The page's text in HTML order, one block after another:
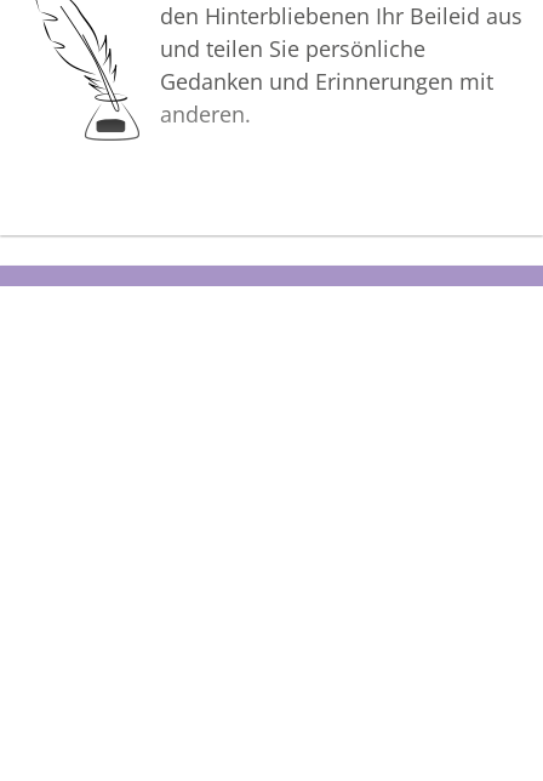
den Hinterbliebenen Ihr Beileid aus
und teilen Sie persönliche
Gedanken und Erinnerungen mit
anderen.